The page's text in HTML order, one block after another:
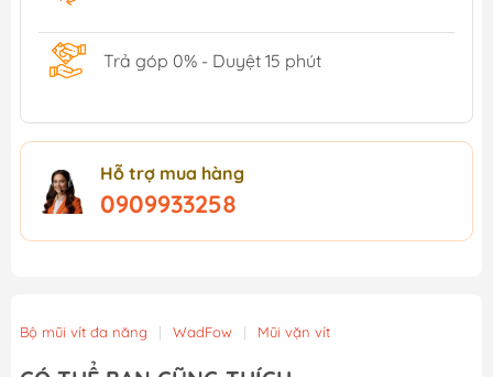
Trả góp 0% - Duyệt 15 phút
Hỗ trợ mua hàng
0909933258
Bộ mũi vít đa năng | WadFow | Mũi vặn vít